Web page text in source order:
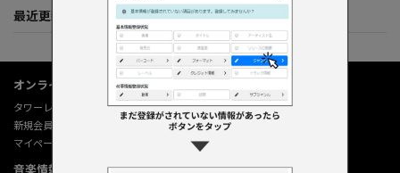
最近更新してくれた人たち
オンラインショップ情報
タワーレコード オンライン
新規会員登録
マイページ
音楽情報データベース